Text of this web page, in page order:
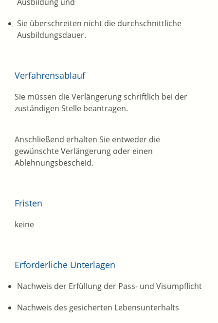
Sie überschreiten nicht die durchschnittliche
Ausbildungsdauer.
Verfahrensablauf
Sie müssen die Verlängerung schriftlich bei der
zuständigen Stelle beantragen.
Anschließend erhalten Sie entweder die
gewünschte Verlängerung oder einen
Ablehnungsbescheid.
Fristen
keine
Erforderliche Unterlagen
Nachweis der Erfüllung der Pass- und Visumpflicht
Nachweis des gesicherten Lebensunterhalts